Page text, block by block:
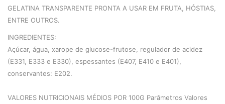
GELATINA TRANSPARENTE PRONTA A USAR EM FRUTA, HÓSTIAS,
ENTRE OUTROS.
INGREDIENTES:
Açúcar, água, xarope de glucose-frutose, regulador de acidez
(E331, E333 e E330), espessantes (E407, E410 e E401),
conservantes: E202.
VALORES NUTRICIONAIS MÉDIOS POR 100G Parâmetros Valores